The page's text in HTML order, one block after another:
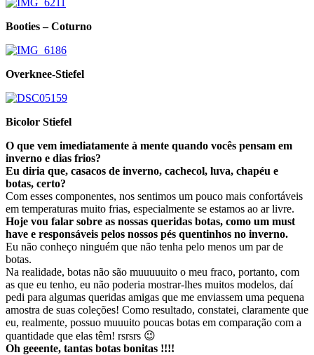
Booties – Coturno
Overknee-Stiefel
Bicolor Stiefel
O que vem imediatamente à mente quando vocês pensam em
inverno e dias frios?
Eu diria que, casacos de inverno, cachecol, luva, chapéu e
botas, certo?
Com esses componentes, nos sentimos um pouco mais confortáveis
em temperaturas muito frias, especialmente se estamos ao ar livre.
Hoje vou falar sobre as nossas queridas botas, como um must
have e responsáveis pelos nossos pés quentinhos no inverno.
Eu não conheço ninguém que não tenha pelo menos um par de
botas.
Na realidade, botas não são muuuuuito o meu fraco, portanto, com
as que eu tenho, eu não poderia mostrar-lhes muitos modelos, daí
pedi para algumas queridas amigas que me enviassem uma pequena
amostra de suas coleções! Como resultado, constatei, claramente que
eu, realmente, possuo muuuito poucas botas em comparação com a
quantidade que elas têm! rsrsrs 😉
Oh geeente, tantas botas bonitas !!!!